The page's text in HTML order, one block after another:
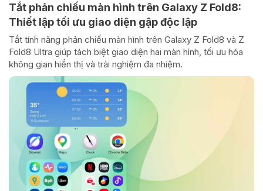
Tắt phản chiếu màn hình trên Galaxy Z Fold8:
Thiết lập tối ưu giao diện gập độc lập
Tắt tính năng phản chiếu màn hình trên Galaxy Z Fold8 và Z
Fold8 Ultra giúp tách biệt giao diện hai màn hình, tối ưu hóa
không gian hiển thị và trải nghiệm đa nhiệm.